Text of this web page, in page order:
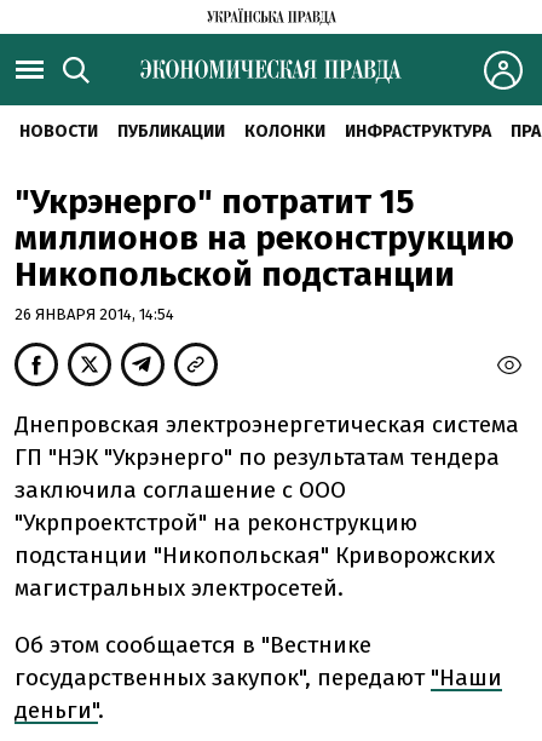
НОВОСТИ ПУБЛИКАЦИИ КОЛОНКИ ИНФРАСТРУКТУРА
"Укрэнерго" потратит 15
миллионов на реконструкцию
Никопольской подстанции
26 ЯНВАРЯ 2014, 14:54
Днепровская электроэнергетическая система
ГП "НЭК "Укрэнерго" по результатам тендера
заключила соглашение с ООО
"Укрпроектстрой" на реконструкцию
подстанции "Никопольская" Криворожских
магистральных электросетей.
Об этом сообщается в "Вестнике
государственных закупок", передают "Наши
деньги".